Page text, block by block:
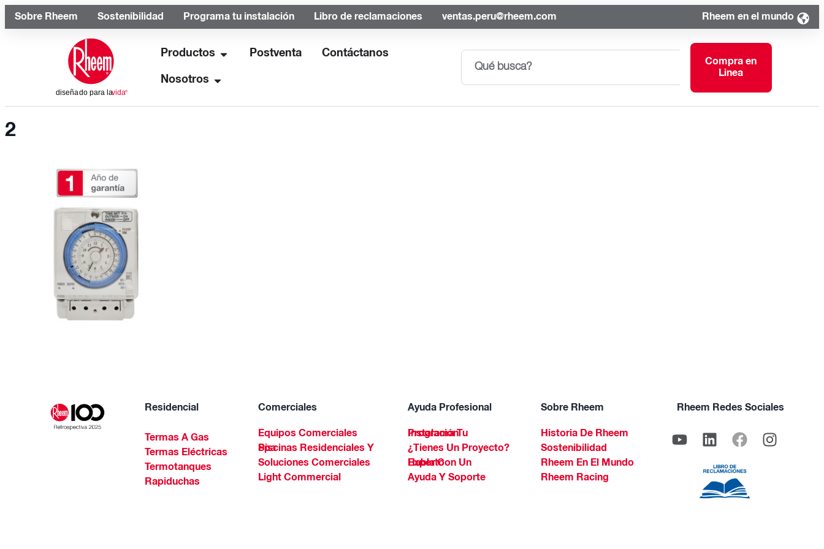
Sobre Rheem Sostenibilidad Programa tu instalación Libro de reclamaciones ventas.peru@rheem.com Rheem en el mundo
Productos Postventa Contáctanos
Nosotros
Compra en
Linea
2
Residencial
Termas A Gas
Termas Eléctricas
Termotanques
Rapiduchas
Comerciales
Equipos Comerciales
Piscinas Residenciales Y Spa
Soluciones Comerciales
Light Commercial
Ayuda Profesional
Programa Tu Instalación
¿Tienes Un Proyecto?
Habla Con Un Experto
Ayuda Y Soporte
Sobre Rheem
Historia De Rheem
Sostenibilidad
Rheem En El Mundo
Rheem Racing
Rheem Redes Sociales